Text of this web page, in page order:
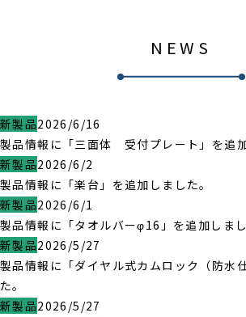
NEWS
新製品2026/6/16
製品情報に「三面体 受付プレート」を追加
新製品2026/6/2
製品情報に「楽台」を追加しました。
新製品2026/6/1
製品情報に「タオルバーφ16」を追加しまし
新製品2026/5/27
製品情報に「ダイヤル式カムロック（防水
た。
新製品2026/5/27